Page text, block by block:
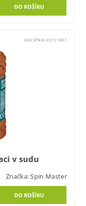
Kód:SPNM-20151881
v sudu
Značka:Spin Master